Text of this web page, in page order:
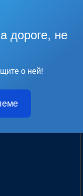
дороге, не
о ней!